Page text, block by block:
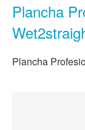
Plancha
Plancha